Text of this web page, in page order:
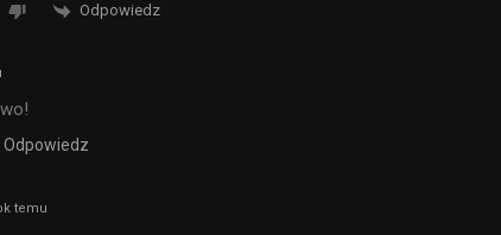
Odpowiedz
Odpowiedz
temu